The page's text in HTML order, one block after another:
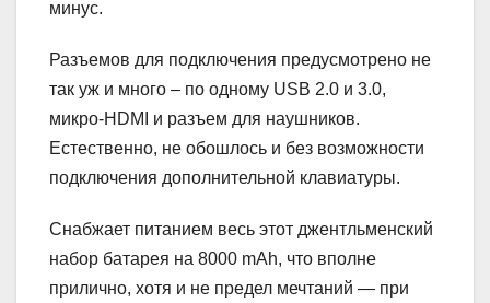
минус.
Разъемов для подключения предусмотрено не
так уж и много – по одному USB 2.0 и 3.0,
микро-HDMI и разъем для наушников.
Естественно, не обошлось и без возможности
подключения дополнительной клавиатуры.
Снабжает питанием весь этот джентльменский
набор батарея на 8000 mAh, что вполне
прилично, хотя и не предел мечтаний — при